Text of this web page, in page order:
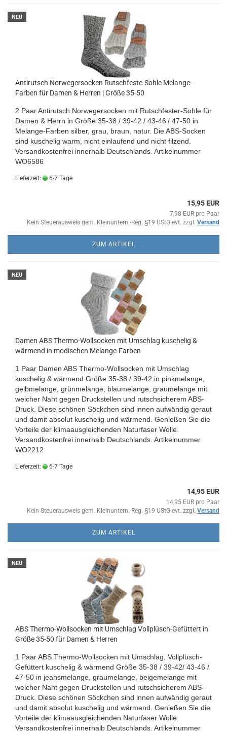
NEU
Antirutsch Norwegersocken Rutschfeste-Sohle Melange-
Farben für Damen & Herren | Größe 35-50
2 Paar Antirutsch Norwegersocken mit Rutschfester-Sohle für
Damen & Herrn in Größe 35-38 / 39-42 / 43-46 / 47-50 in
Melange-Farben silber, grau, braun, natur. Die ABS-Socken
sind kuschelig warm, nicht einlaufend und nicht filzend.
Versandkostenfrei innerhalb Deutschlands. Artikelnummer
WO6586
Lieferzeit: 6-7 Tage
15,95 EUR
7,98 EUR pro Paar
Kein Steuerausweis gem. Kleinuntern.-Reg. §19 UStG evt. zzgl. Versand
ZUM ARTIKEL
NEU
Damen ABS Thermo-Wollsocken mit Umschlag kuschelig &
wärmend in modischen Melange-Farben
1 Paar Damen ABS Thermo-Wollsocken mit Umschlag
kuschelig & wärmend Größe 35-38 / 39-42 in pinkmelange,
gelbmelange, grünmelange, blaumelange, graumelange mit
weicher Naht gegen Druckstellen und rutschsicherem ABS-
Druck . Diese schönen Söckchen sind innen aufwändig geraut
und damit absolut kuschelig und wärmend. Genießen Sie die
Vorteile der klimaausgleichenden Naturfaser Wolle.
Versandkostenfrei innerhalb Deutschlands. Artikelnummer
WO2212
Lieferzeit: 6-7 Tage
14,95 EUR
14,95 EUR pro Paar
Kein Steuerausweis gem. Kleinuntern.-Reg. §19 UStG evt. zzgl. Versand
ZUM ARTIKEL
NEU
ABS Thermo-Wollsocken mit Umschlag Vollplüsch-Gefüttert in
Größe 35-50 für Damen & Herren
1 Paar ABS Thermo-Wollsocken mit Umschlag, Vollplüsch-
Gefüttert kuschelig & wärmend Größe 35-38 / 39-42/ 43-46 /
47-50 in jeansmelange, graumelange, beigemelange mit
weicher Naht gegen Druckstellen und rutschsicherem ABS-
Druck . Diese schönen Söckchen sind innen aufwändig geraut
und damit absolut kuschelig und wärmend. Genießen Sie die
Vorteile der klimaausgleichenden Naturfaser Wolle.
Versandkostenfrei innerhalb Deutschlands. Artikelnummer